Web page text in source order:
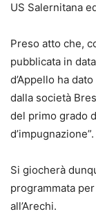
US Salernitana
Preso atto che,
pubblicata in
d’Appello ha
dalla società
del primo grado
d’impugnazione”.
Si giocherà
programmata
all’Arechi.